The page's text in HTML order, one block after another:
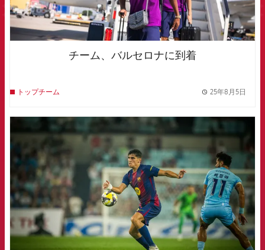
チーム、バルセロナに到着
トップチーム 25年8月5日
FCB Barcelona badge